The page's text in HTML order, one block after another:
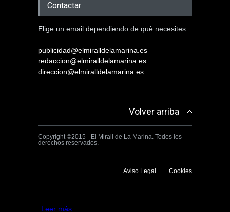
Contactar
Elige un email dependiendo de què necesites:
publicidad@elmiralldelamarina.es
redaccion@elmiralldelamarina.es
direccion@elmiralldelamarina.es
Volver arriba
Copyright ©2015 - El Mirall de La Marina. Todos los
derechos reservados.
Aviso Legal Cookies
Leer más